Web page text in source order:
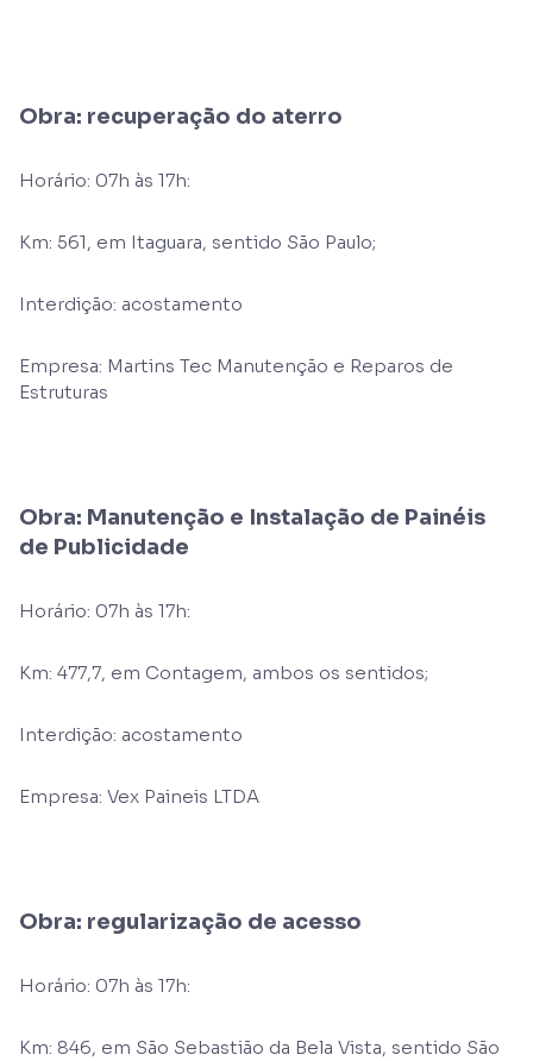
Obra: recuperação do aterro
Horário: 07h às 17h:
Km: 561, em Itaguara, sentido São Paulo;
Interdição: acostamento
Empresa: Martins Tec Manutenção e Reparos de
Estruturas
Obra: Manutenção e Instalação de Painéis
de Publicidade
Horário: 07h às 17h:
Km: 477,7, em Contagem, ambos os sentidos;
Interdição: acostamento
Empresa: Vex Paineis LTDA
Obra: regularização de acesso
Horário: 07h às 17h:
Km: 846, em São Sebastião da Bela Vista, sentido São